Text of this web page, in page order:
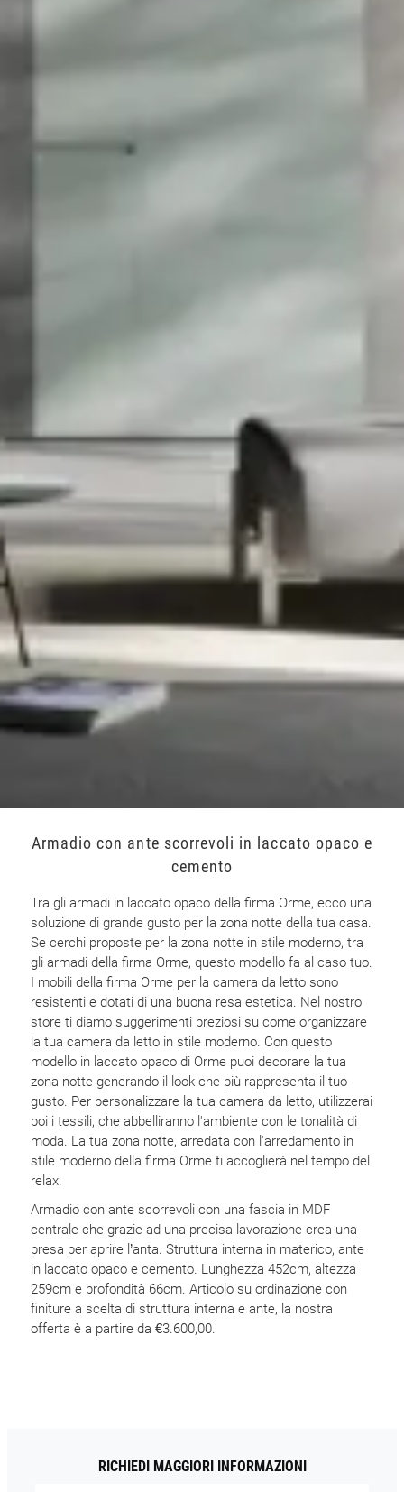
Armadio con ante scorrevoli in laccato opaco e
cemento
Tra gli armadi in laccato opaco della firma Orme, ecco una
soluzione di grande gusto per la zona notte della tua casa.
Se cerchi proposte per la zona notte in stile moderno, tra
gli armadi della firma Orme, questo modello fa al caso tuo.
I mobili della firma Orme per la camera da letto sono
resistenti e dotati di una buona resa estetica. Nel nostro
store ti diamo suggerimenti preziosi su come organizzare
la tua camera da letto in stile moderno. Con questo
modello in laccato opaco di Orme puoi decorare la tua
zona notte generando il look che più rappresenta il tuo
gusto. Per personalizzare la tua camera da letto, utilizzerai
poi i tessili, che abbelliranno l'ambiente con le tonalità di
moda. La tua zona notte, arredata con l'arredamento in
stile moderno della firma Orme ti accoglierà nel tempo del
relax.
Armadio con ante scorrevoli con una fascia in MDF
centrale che grazie ad una precisa lavorazione crea una
presa per aprire l’anta. Struttura interna in materico, ante
in laccato opaco e cemento. Lunghezza 452cm, altezza
259cm e profondità 66cm. Articolo su ordinazione con
finiture a scelta di struttura interna e ante, la nostra
offerta è a partire da €3.600,00.
RICHIEDI MAGGIORI INFORMAZIONI